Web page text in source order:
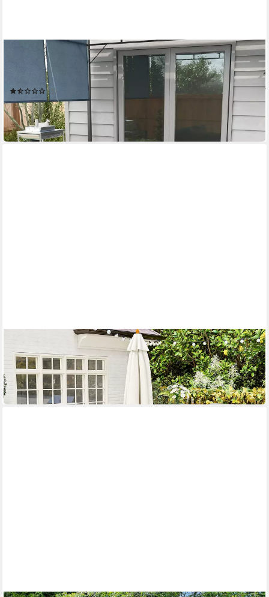
OUTSUNNY
Sitzgruppe 4-tlg. Gartenmöbel-Set mit Ecksofa, Doppelsofa,
Couchtisch
(3)
354,90 € UVP683,90 €
-48%
in 2-3 Werktagen bei dir
Sitzgruppe inkl. 1 Esstisch mit Schirmloch, 2 Bänke
229,90 € UVP 665,90 €
-65%
in 2-3 Werktagen bei dir